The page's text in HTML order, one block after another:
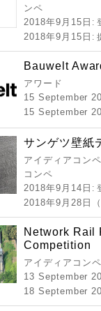
ンペ
2018年9月15日 :
2018年9月15日 :
Bauwelt
アワード
15 September
15 September
サンゲツ壁紙
アイディアコン
コンペ
2018年9月14日 :
2018年9月28日
Network Rail
Competition
アイディアコン
13 September
18 September